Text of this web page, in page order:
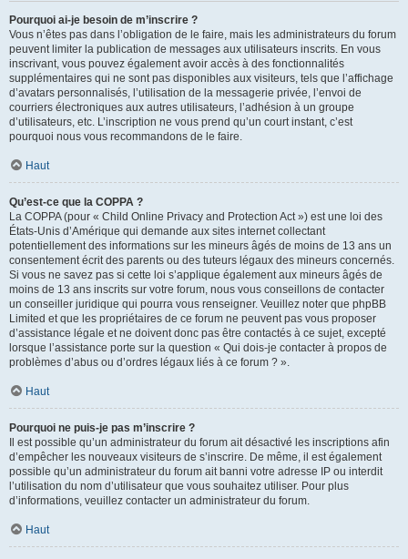
Pourquoi ai-je besoin de m’inscrire ?
Vous n’êtes pas dans l’obligation de le faire, mais les administrateurs du forum
peuvent limiter la publication de messages aux utilisateurs inscrits. En vous
inscrivant, vous pouvez également avoir accès à des fonctionnalités
supplémentaires qui ne sont pas disponibles aux visiteurs, tels que l’affichage
d’avatars personnalisés, l’utilisation de la messagerie privée, l’envoi de
courriers électroniques aux autres utilisateurs, l’adhésion à un groupe
d’utilisateurs, etc. L’inscription ne vous prend qu’un court instant, c’est
pourquoi nous vous recommandons de le faire.
Haut
Qu’est-ce que la COPPA ?
La COPPA (pour « Child Online Privacy and Protection Act ») est une loi des
États-Unis d’Amérique qui demande aux sites internet collectant
potentiellement des informations sur les mineurs âgés de moins de 13 ans un
consentement écrit des parents ou des tuteurs légaux des mineurs concernés.
Si vous ne savez pas si cette loi s’applique également aux mineurs âgés de
moins de 13 ans inscrits sur votre forum, nous vous conseillons de contacter
un conseiller juridique qui pourra vous renseigner. Veuillez noter que phpBB
Limited et que les propriétaires de ce forum ne peuvent pas vous proposer
d’assistance légale et ne doivent donc pas être contactés à ce sujet, excepté
lorsque l’assistance porte sur la question « Qui dois-je contacter à propos de
problèmes d’abus ou d’ordres légaux liés à ce forum ? ».
Haut
Pourquoi ne puis-je pas m’inscrire ?
Il est possible qu’un administrateur du forum ait désactivé les inscriptions afin
d’empêcher les nouveaux visiteurs de s’inscrire. De même, il est également
possible qu’un administrateur du forum ait banni votre adresse IP ou interdit
l’utilisation du nom d’utilisateur que vous souhaitez utiliser. Pour plus
d’informations, veuillez contacter un administrateur du forum.
Haut